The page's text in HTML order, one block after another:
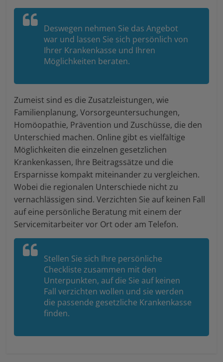
Deswegen nehmen Sie das Angebot
war und lassen Sie sich persönlich von
Ihrer Krankenkasse und Ihren
Möglichkeiten beraten.
Zumeist sind es die Zusatzleistungen, wie
Familienplanung, Vorsorgeuntersuchungen,
Homöopathie, Prävention und Zuschüsse, die den
Unterschied machen. Online gibt es vielfältige
Möglichkeiten die einzelnen gesetzlichen
Krankenkassen, Ihre Beitragssätze und die
Ersparnisse kompakt miteinander zu vergleichen.
Wobei die regionalen Unterschiede nicht zu
vernachlässigen sind. Verzichten Sie auf keinen Fall
auf eine persönliche Beratung mit einem der
Servicemitarbeiter vor Ort oder am Telefon.
Stellen Sie sich Ihre persönliche
Checkliste zusammen mit den
Unterpunkten, auf die Sie auf keinen
Fall verzichten wollen und sie werden
die passende gesetzliche Krankenkasse
finden.